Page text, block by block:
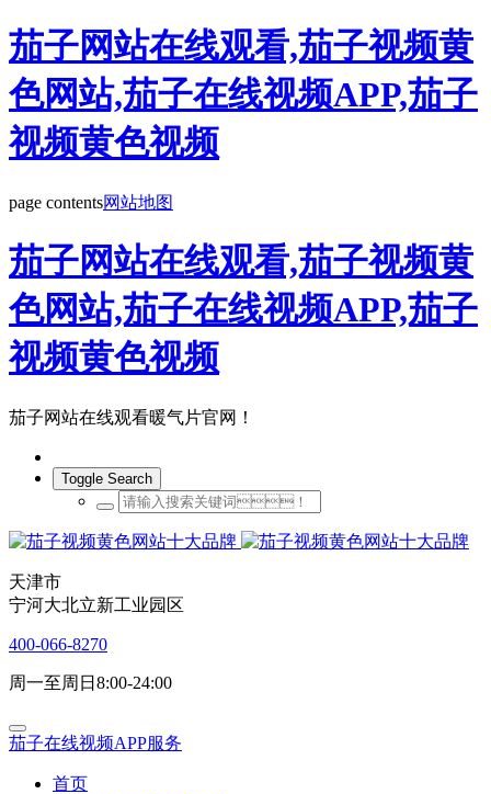
茄子网站在线观看,茄子视频黄
色网站,茄子在线视频APP,茄子
视频黄色视频
page contents网站地图
茄子网站在线观看,茄子视频黄
色网站,茄子在线视频APP,茄子
视频黄色视频
茄子网站在线观看暖气片官网！
Toggle Search
天津市
宁河大北立新工业园区
400-066-8270
周一至周日8:00-24:00
茄子在线视频APP服务
首页